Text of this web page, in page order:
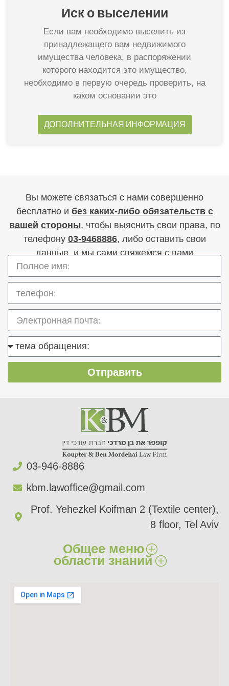
Иск о выселении​
Если вам необходимо выселить из
принадлежащего вам недвижимого
имущества человека, в распоряжении
которого находится это имущество,
необходимо в первую очередь проверить, на
каком основании это
ДОПОЛНИТЕЛЬНАЯ ИНФОРМАЦИЯ
Вы можете связаться с нами совершенно
бесплатно и без каких-либо обязательств с
вашей стороны, чтобы выяснить свои права, по
телефону 03-9468886, либо оставить свои
данные, и мы сами свяжемся с вами
Отправить
03-946-8886​
kbm.lawoffice@gmail.com​
Prof. Yehezkel Koifman 2 (Textile center),
8 floor, Tel Aviv
Общее меню
главный
Статьи
области знаний
Ущерб имуществу​
Страховые иски​